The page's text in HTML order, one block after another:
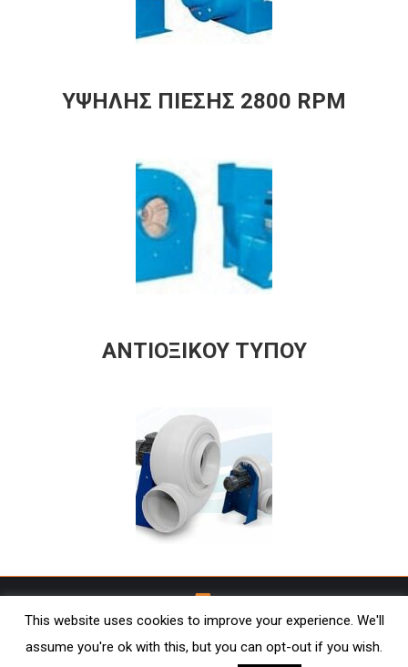
ΥΨΗΛΗΣ ΠΙΕΣΗΣ 2800 RPM
ΑΝΤΙΟΞΙΚΟΥ ΤΥΠΟΥ
This website uses cookies to improve your experience. We'll
assume you're ok with this, but you can opt-out if you wish.